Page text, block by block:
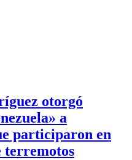
otorgó
a
participaron en
terremotos